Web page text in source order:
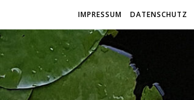
IMPRESSUM DATENSCHUTZ